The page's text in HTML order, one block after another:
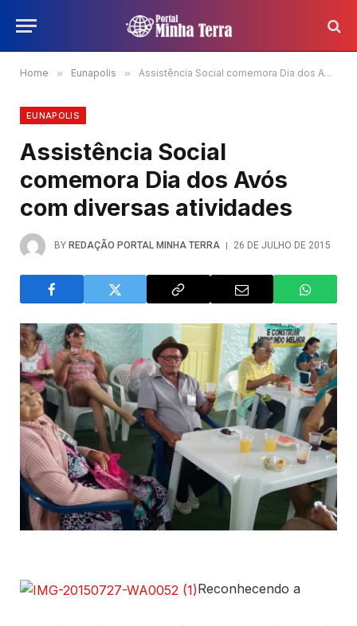
Home » Eunapolis » Assistência Social comemora Dia dos Avós com diversas atividades
EUNAPOLIS
Assistência Social
comemora Dia dos Avós
com diversas atividades
BY REDAÇÃO PORTAL MINHA TERRA 26 DE JULHO DE 2015
Reconhecendo a